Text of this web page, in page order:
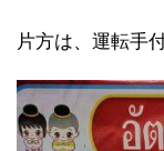
片方は、運転手